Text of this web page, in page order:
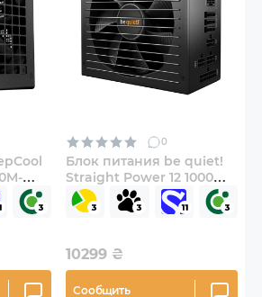
0
Блок питания be quiet!
Straight Power 12 1000W
(BN338)
10299 ₴
Сообщить